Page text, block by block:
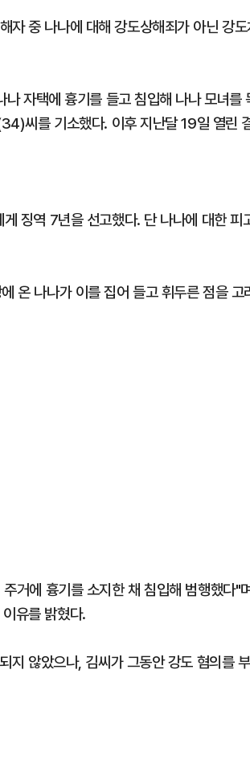
자 중 나나에 대해 강도상해죄가 아닌 강
자택에 흉기를 들고 침입해 나나 모녀를
씨를 기소했다. 이후 지난달 19일 열린
징역 7년을 선고했다. 단 나나에 대한 피
온 나나가 이를 집어 들고 휘두른 점을 고
거에 흉기를 소지한 채 침입해 범행했다"
유를 밝혔다.
지 않았으나, 김씨가 그동안 강도 혐의를